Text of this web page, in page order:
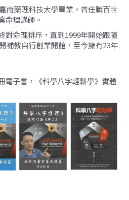
南藥理科技大學畢業，曾任職百世
命理講師。
對命理排斥，直到1999年開始跟隨
補教自行創業開館，至今擁有23年
電子書，《科學八字輕鬆學》實體